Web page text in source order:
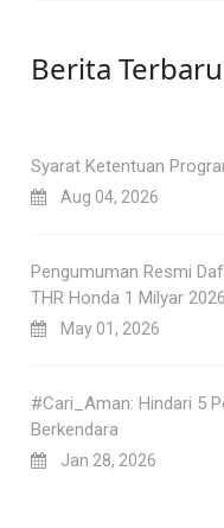
Berita Terbaru
Syarat Ketentuan
Aug 04, 2026
Pengumuman Resmi
THR Honda 1 Milyar 2026
May 01, 2026
#Cari_Aman: Hindari 5
Berkendara
Jan 28, 2026